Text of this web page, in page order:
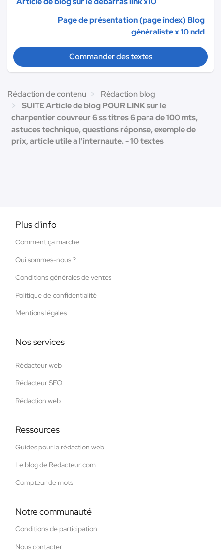
Page de présentation (page index) Blog
généraliste x 10 ndd
Commander des textes
Rédaction de contenu
Rédaction blog
SUITE Article de blog POUR LINK sur le
charpentier couvreur 6 ss titres 6 para de 100 mts,
astuces technique, questions réponse, exemple de
prix, article utile a l'internaute. - 10 textes
Plus d'info
Comment ça marche
Qui sommes-nous ?
Conditions générales de ventes
Politique de confidentialité
Mentions légales
Nos services
Rédacteur web
Rédacteur SEO
Rédaction web
Ressources
Guides pour la rédaction web
Le blog de Redacteur.com
Compteur de mots
Notre communauté
Conditions de participation
Nous contacter